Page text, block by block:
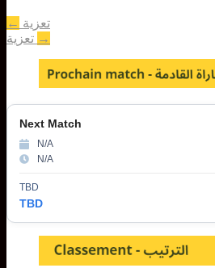
← تعزية
→
Next Match
N/A
N/A
TBD
TBD